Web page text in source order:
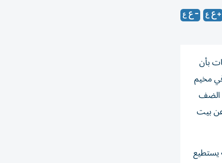
بأن
مخيم
الضف
بيت
يستطيع